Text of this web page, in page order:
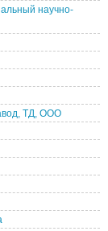
научно-
ТД, ООО